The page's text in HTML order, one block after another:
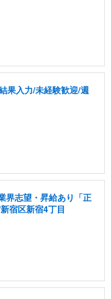
果入力/未経験歓迎/週
界志望・昇給あり「正
宿区新宿4丁目